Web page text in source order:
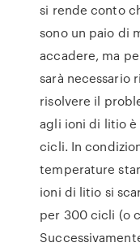
si rende conto
sono un paio di
accadere, ma
sarà necessario
risolvere il
agli ioni di litio
cicli. In
temperature
ioni di litio si
per 300 cicli (o